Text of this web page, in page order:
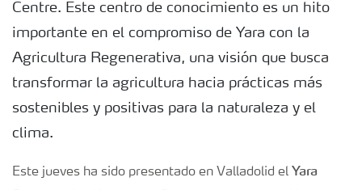
Centre. Este centro de conocimiento es un hito
importante en el compromiso de Yara con la
Agricultura Regenerativa, una visión que busca
transformar la agricultura hacia prácticas más
sostenibles y positivas para la naturaleza y el
clima.
Este jueves ha sido presentado en Valladolid el Yara